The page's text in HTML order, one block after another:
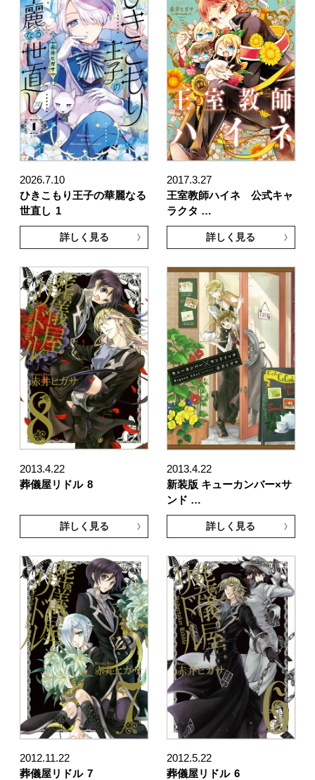
2026.7.10
ひきこもり王子の華麗なる
世直し 1
詳しく見る
2017.3.27
王室教師ハイネ 公式キャ
ラクタ …
詳しく見る
2013.4.22
葬儀屋リドル 8
詳しく見る
2013.4.22
新装版 キューカンバー×サ
ンド …
詳しく見る
2012.11.22
葬儀屋リドル 7
2012.5.22
葬儀屋リドル 6